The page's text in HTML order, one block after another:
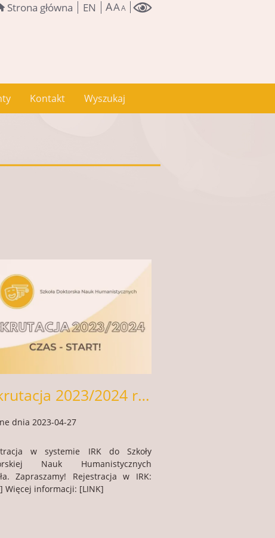
Strona główna EN AAA
Kontakt Wyszukaj
Rekrutacja 2023/2024 ruszyła!
dnia 2023-04-27
w systemie IRK do Szkoły
Nauk Humanistycznych
Zapraszamy! Rejestracja w IRK:
Więcej informacji: [LINK]